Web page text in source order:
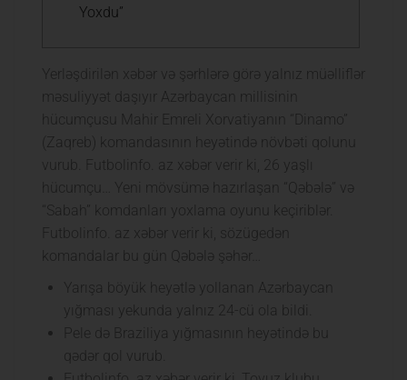
Yoxdu”
Yerləşdirilən xəbər və şərhlərə görə yalnız müəlliflər
məsuliyyət daşıyır Azərbaycan millisinin
hücumçusu Mahir Emreli Xorvatiyanın “Dinamo”
(Zaqreb) komandasının heyətində növbəti qolunu
vurub. Futbolinfo. az xəbər verir ki, 26 yaşlı
hücumçu… Yeni mövsümə hazırlaşan “Qəbələ” və
“Sabah” komdanları yoxlama oyunu keçiriblər.
Futbolinfo. az xəbər verir ki, sözügedən
komandalar bu gün Qəbələ şəhər…
Yarışa böyük heyətlə yollanan Azərbaycan
yığması yekunda yalnız 24-cü ola bildi.
Pele də Braziliya yığmasının heyətində bu
qədər qol vurub.